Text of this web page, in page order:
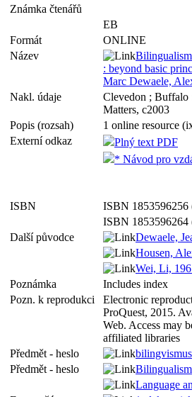
Známka čtenářů
EB
Formát
ONLINE
Název
: beyond basic
Marc Dewaele,
Nakl. údaje
Clevedon ;
Matters, c2003
Popis (rozsah)
1 online resource
Externí odkaz
Plný text PDF
* Návod pro
ISBN
ISBN 1853596256
ISBN 1853596264
Další původce
Dewaele,
Housen,
Wei, Li,
Poznámka
Includes index
Pozn. k reprodukci
Electronic
ProQuest, 2015.
Web. Access may
affiliated libraries
Předmět - heslo
bilingvismus
Předmět - heslo
Bilingualism
Language